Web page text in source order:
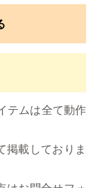
テムは全て動作
掲載しておりま